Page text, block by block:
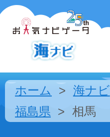
ホーム 海ナビ
福島県
相馬